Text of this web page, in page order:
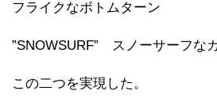
フライクなボトムターン
”SNOWSURF” スノーサーフな
この二つを実現した。